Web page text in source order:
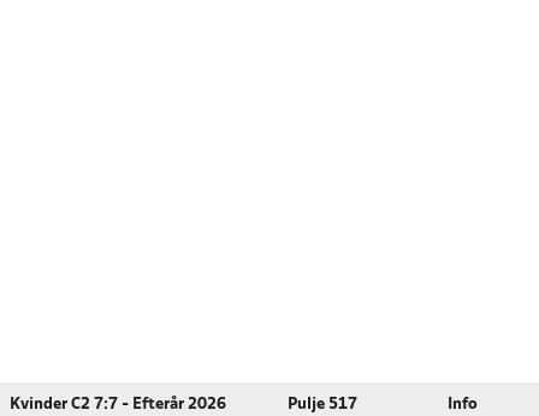
Kvinder C2 7:7 - Efterår 2026 Pulje 517 Info